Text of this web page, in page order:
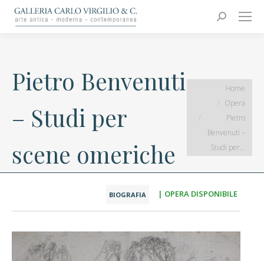
Search:
Carlo Virgilio & C.
Arte moderna e contemporanea
Pietro Benvenuti
– Studi per
scene omeriche
You are here:Home
Opera
Pietro
Benvenuti –
Studi per…
BIOGRAFIA | OPERA DISPONIBILE